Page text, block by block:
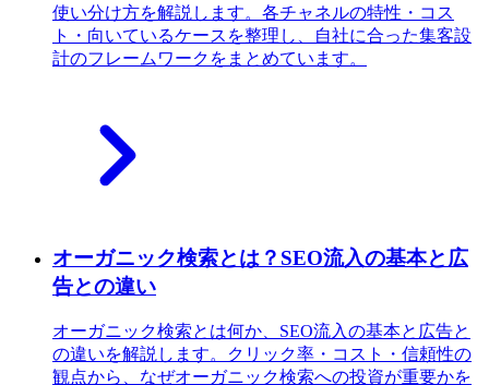
使い分け方を解説します。各チャネルの特性・コス
ト・向いているケースを整理し、自社に合った集客設
計のフレームワークをまとめています。
オーガニック検索とは？SEO流入の基本と広
告との違い
オーガニック検索とは何か、SEO流入の基本と広告と
の違いを解説します。クリック率・コスト・信頼性の
観点から、なぜオーガニック検索への投資が重要かを